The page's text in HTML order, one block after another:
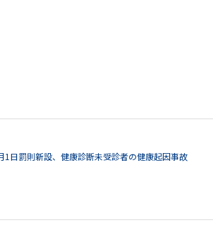
1日罰則新設、健康診断未受診者の健康起因事故